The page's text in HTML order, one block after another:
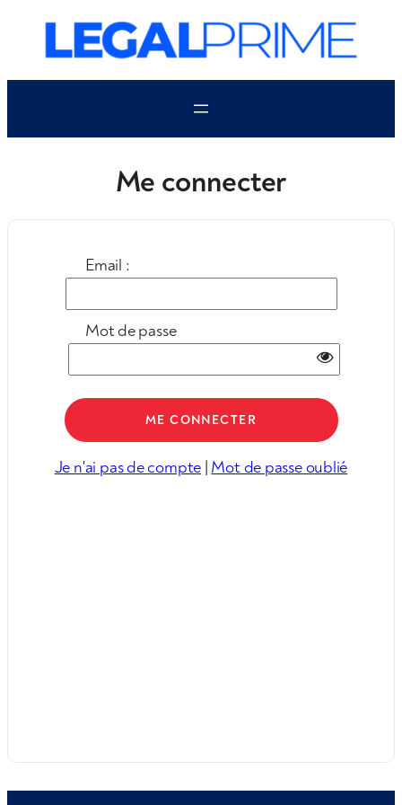
contenu
Me connecter
Email :
Mot de passe
Je n'ai pas de compte | Mot de passe oublié